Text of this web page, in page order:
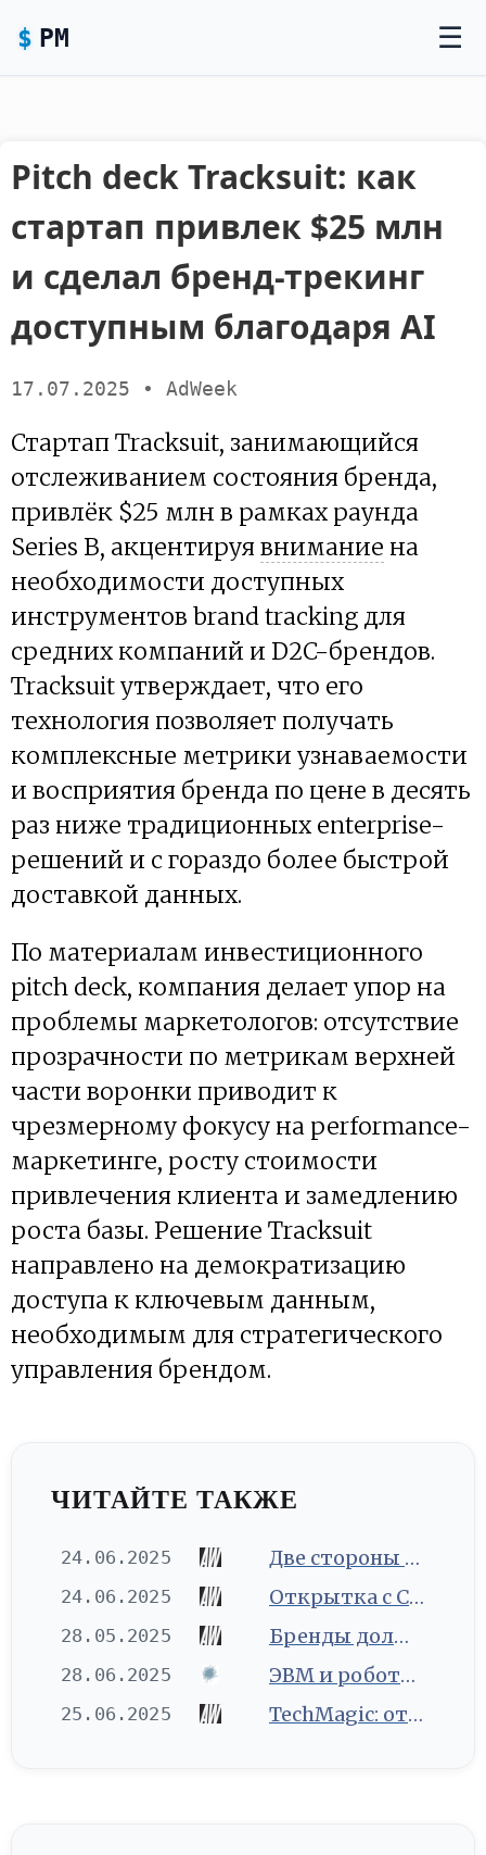
PM ☰
Pitch deck Tracksuit: как
стартап привлек $25 млн
и сделал бренд-трекинг
доступным благодаря AI
17.07.2025 • AdWeek
Стартап Tracksuit, занимающийся
отслеживанием состояния бренда,
привлёк $25 млн в рамках раунда
Series B, акцентируя внимание на
необходимости доступных
инструментов brand tracking для
средних компаний и D2C-брендов.
Tracksuit утверждает, что его
технология позволяет получать
комплексные метрики узнаваемости
и восприятия бренда по цене в десять
раз ниже традиционных enterprise-
решений и с гораздо более быстрой
доставкой данных.
По материалам инвестиционного
pitch deck, компания делает упор на
проблемы маркетологов: отсутствие
прозрачности по метрикам верхней
части воронки приводит к
чрезмерному фокусу на performance-
маркетинге, росту стоимости
привлечения клиента и замедлению
роста базы. Решение Tracksuit
направлено на демократизацию
доступа к ключевым данным,
необходимым для стратегического
управления брендом.
ЧИТАЙТЕ ТАКЖЕ
24.06.2025 Две стороны Канн: AI-оптимизм скрывает кризис идентичности в рекламной индустрии
24.06.2025 Открытка с Cannes Lions: битвы за бюджеты, креативные лидеры и роль AI
28.05.2025 Бренды должны выделяться, когда покупки начинают совершать боты
28.06.2025 ЭВМ и роботы на страницах советской научной фантастики. Часть 3: от утопии к реальности
25.06.2025 TechMagic: отношения с ИИ, новые технологии Meta, инсайды AWE и военные AI-контракты